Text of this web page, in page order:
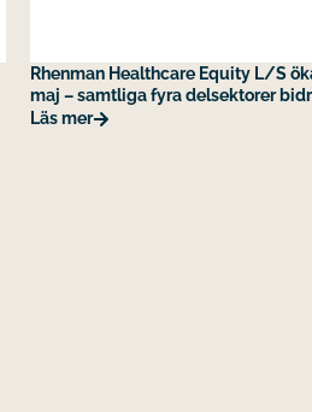
Rhenman Healthcare Equity L/S
maj – samtliga fyra delsektorer
Läs mer